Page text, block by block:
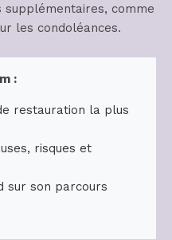
comme
les condoléances.
:
restauration la plus
risques et
sur son parcours